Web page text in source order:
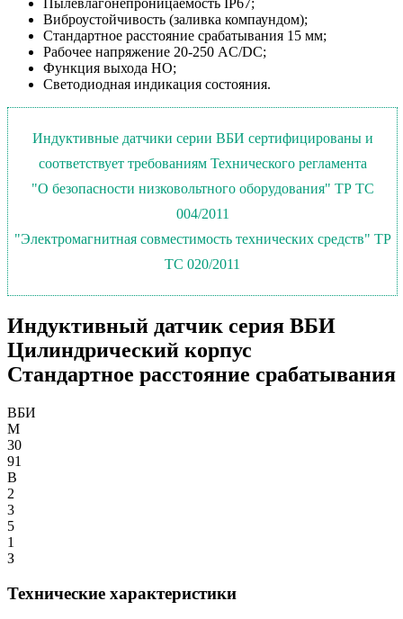
Пылевлагонепроницаемость IP67;
Виброустойчивость (заливка компаундом);
Стандартное расстояние срабатывания 15 мм;
Рабочее напряжение 20-250 AC/DC;
Функция выхода НО;
Светодиодная индикация состояния.
Индуктивные датчики серии ВБИ сертифицированы и
соответствует требованиям Технического регламента
"О безопасности низковольтного оборудования" ТР ТС
004/2011
"Электромагнитная совместимость технических средств" ТР
ТС 020/2011
Индуктивный датчик серия ВБИ
Цилиндрический корпус
Стандартное расстояние срабатывания
ВБИ
М
30
91
В
2
3
5
1
З
Технические характеристики